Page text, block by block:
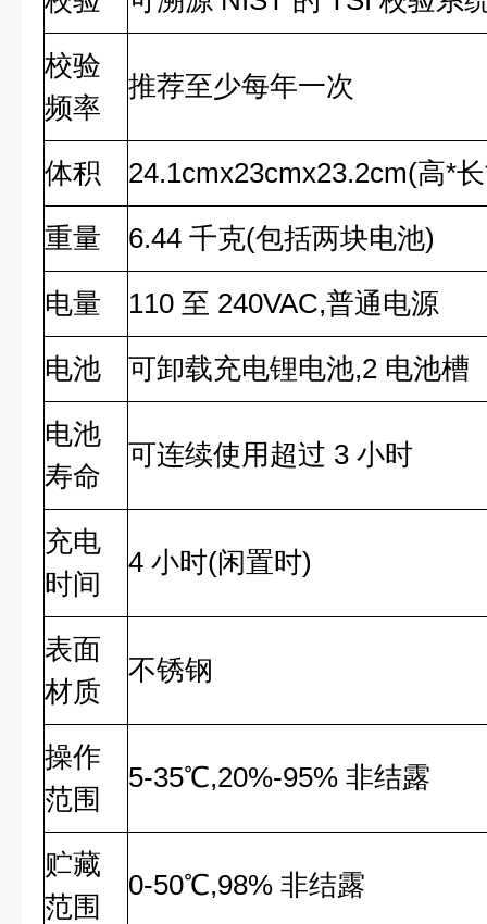
校验
频率
推荐至少每年一次
体积
24.1cmx23cmx23.2cm(高*
重量
6.44 千克(包括两块电池)
电量
110 至 240VAC,普通电源
电池
可卸载充电锂电池,2 电池槽
电池
寿命
可连续使用超过 3 小时
充电
时间
4 小时(闲置时)
表面
材质
不锈钢
操作
范围
5-35℃,20%-95% 非结露
贮藏
范围
0-50℃,98% 非结露